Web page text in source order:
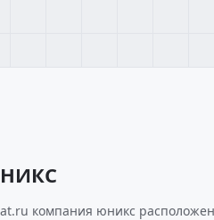
компания юникс